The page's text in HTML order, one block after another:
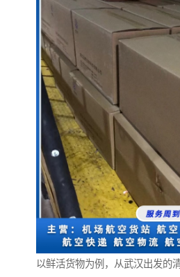
以鲜活货物为例，从武汉出发的